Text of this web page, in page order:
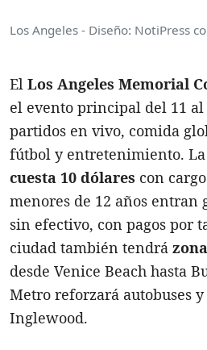
Los Angeles - Diseño: NotiPress
El Los Angeles Memorial
el evento principal del 11
partidos en vivo, comida
fútbol y entretenimiento. La
cuesta 10 dólares con
menores de 12 años entran
sin efectivo, con pagos por
ciudad también tendrá
desde Venice Beach hasta
Metro reforzará autobuses
Inglewood.